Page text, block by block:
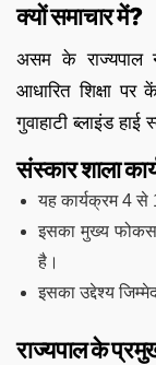
क्यों समाचार में?
असम के राज्यपाल
आधारित शिक्षा
गुवाहाटी ब्लाइंड
संस्कार शाला
यह कार्यक्रम 4 से
इसका मुख्य फोकस
है।
इसका उद्देश्य
राज्यपाल के